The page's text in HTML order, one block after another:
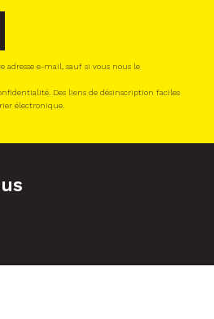
adresse e-mail, sauf si vous nous le
Des liens de désinscription faciles
électronique.